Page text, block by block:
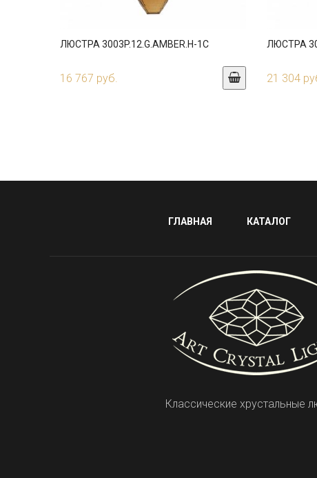
ЛЮСТРА 3003P.12.G.AMBER.H-1C
16 767 руб.
ЛЮСТРА
21 304
ГЛАВНАЯ КАТАЛОГ
Классические хрустальные